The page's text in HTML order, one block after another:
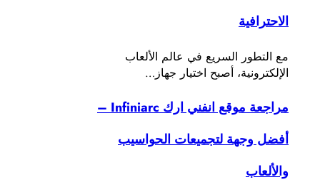
الاحترافية
مع التطور السريع في عالم الألعاب
الإلكترونية، أصبح اختيار جهاز…
مراجعة موقع انفني ارك Infiniarc –
أفضل وجهة لتجميعات الحواسيب
والألعاب